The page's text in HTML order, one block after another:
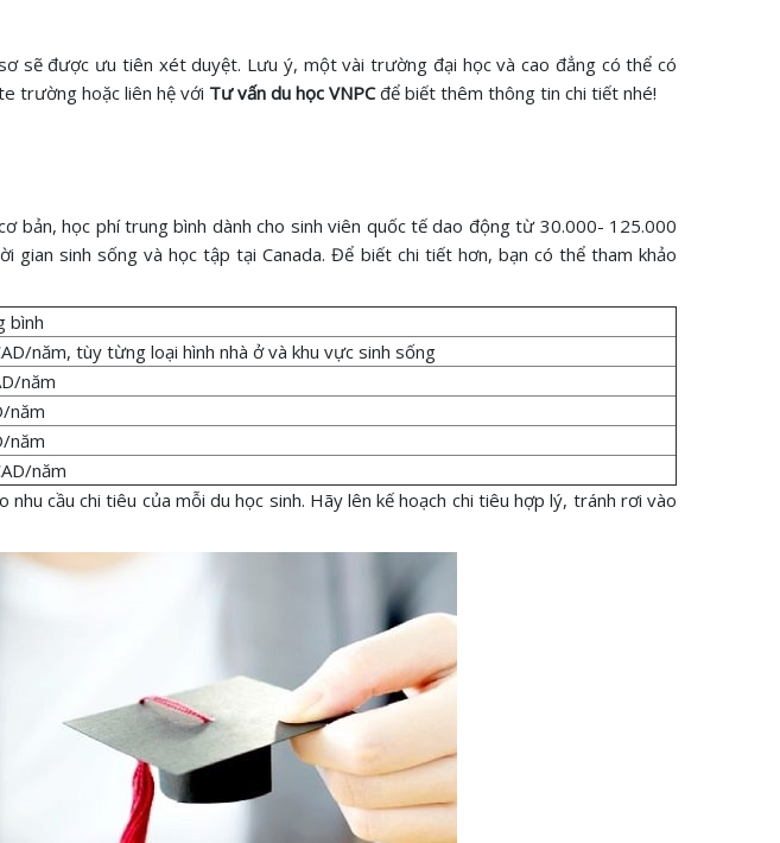
sẽ được ưu tiên xét duyệt. Lưu ý, một vài trường đại học và cao đẳng có thể có
trường hoặc liên hệ với Tư vấn du học VNPCđể biết thêm thông tin chi tiết nhé!
bản, học phí trung bình dành cho sinh viên quốc tế dao động từ 30.000- 125.000
gian sinh sống và học tập tại Canada. Để biết chi tiết hơn, bạn có thể tham khảo
bình
năm, tùy từng loại hình nhà ở và khu vực sinh sống
năm
năm
năm
năm
cầu chi tiêu của mỗi du học sinh. Hãy lên kế hoạch chi tiêu hợp lý, tránh rơi vào